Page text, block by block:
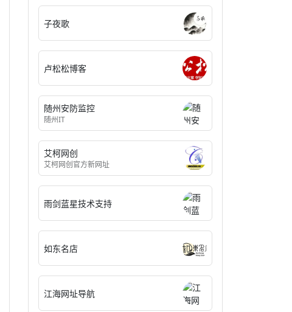
子夜歌
卢松松博客
随州安防监控
随州IT
艾柯网创
艾柯网创官方新网址
雨剑蓝星技术支持
如东名店
江海网址导航